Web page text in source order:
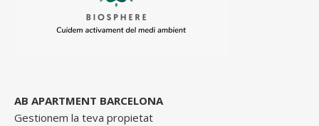
AB APARTMENT BARCELONA
Gestionem la teva propietat